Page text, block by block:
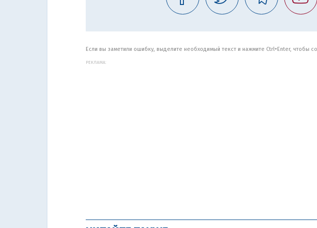
Если вы заметили ошибку, выделите необходимый текст и нажмите Ctrl+Enter, чтобы
РЕКЛАМА: